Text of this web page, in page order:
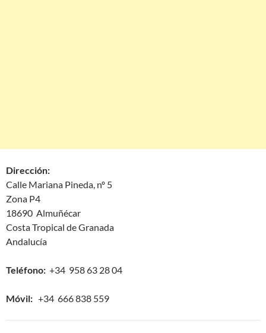
Dirección:
Calle Mariana Pineda, nº 5
Zona P4
18690 Almuñécar
Costa Tropical de Granada
Andalucía
Teléfono: +34 958 63 28 04
Móvil: +34 666 838 559